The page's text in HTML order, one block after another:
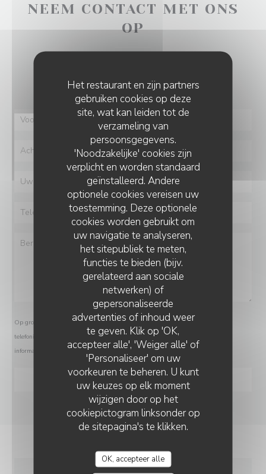
Het restaurant en zijn partners
gebruiken cookies op deze
site, wat kan leiden tot de
verzameling van
persoonsgegevens.
'Noodzakelijke' cookies zijn
verplicht en worden standaard
geïnstalleerd. Andere
optionele cookies vereisen uw
toestemming. Deze optionele
cookies worden gebruikt om
uw navigatie te analyseren,
het sitepubliek te meten,
functies te bieden (bijv.
gerelateerd aan sociale
netwerken) of
gepersonaliseerde
advertenties of inhoud weer
te geven. Klik op 'OK,
accepteer alle', 'Weiger alle' of
'Personaliseer' om uw
voorkeuren te beheren. U kunt
uw keuzes op elk moment
wijzigen door op het
cookiepictogram linksonder op
de sitepagina's te klikken.
OK, accepteer alle
NEEM CONTACT MET ONS
OP
Vul het onderstaande formulier in!
Op grond van de privacywetgeving heeft u het recht om u af te melden voor
telefonische marketing via het Bel-me-niet Register: bel-me-niet.nl
informatie over hoe wij uw gegevens verwerken, zie ons
BAILLOTTE